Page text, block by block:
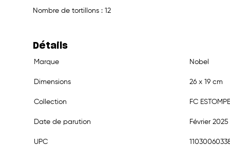
Nombre de tortillons : 12
Détails
Marque Nobel
Dimensions 26 x 19 cm
Collection FC ESTOMPE
Date de parution Février 2025
UPC